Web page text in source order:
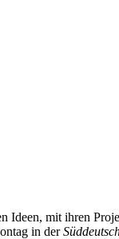
mit ihren
in der